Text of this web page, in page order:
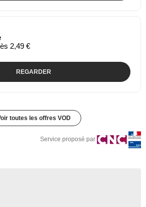
2,49 €
REGARDER
toutes les offres VOD
Service proposé par